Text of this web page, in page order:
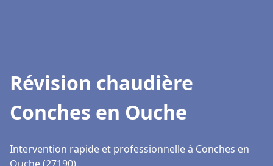
Révision chaudière
Conches en Ouche
Intervention rapide et professionnelle à Conches en